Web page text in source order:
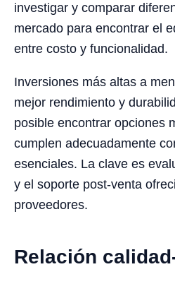
investigar y comparar
mercado para encontrar el
entre costo y funcionalidad.
Inversiones más altas a
mejor rendimiento y
posible encontrar opciones
cumplen adecuadamente
esenciales. La clave es
y el soporte post-venta
proveedores.
Relación